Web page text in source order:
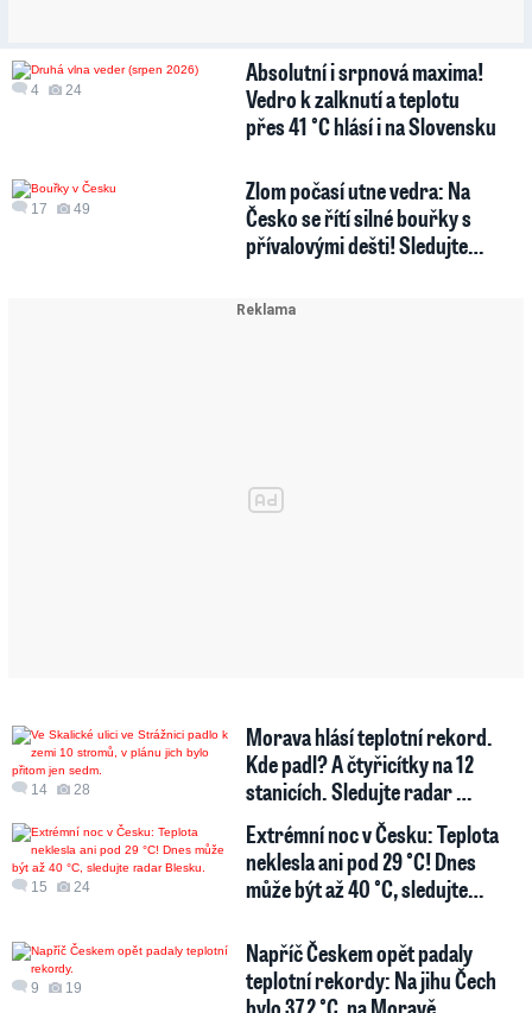
4 24
Absolutní i srpnová maxima!
Vedro k zalknutí a teplotu
přes 41 °C hlásí i na Slovensku
17 49
Zlom počasí utne vedra: Na
Česko se řítí silné bouřky s
přívalovými dešti! Sledujte…
14 28
Morava hlásí teplotní rekord.
Kde padl? A čtyřicítky na 12
stanicích. Sledujte radar …
15 24
Extrémní noc v Česku: Teplota
neklesla ani pod 29 °C! Dnes
může být až 40 °C, sledujte…
9 19
Napříč Českem opět padaly
teplotní rekordy: Na jihu Čech